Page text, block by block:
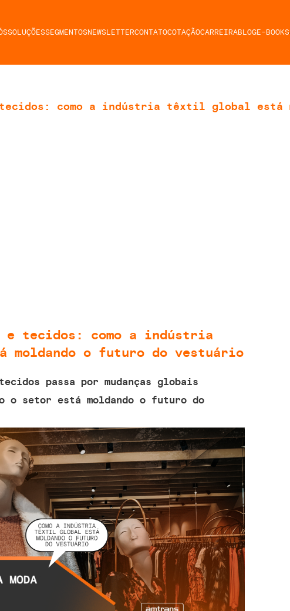
SOLUÇÕESSEGMENTOSNEWSLETTERCONTATOCOTAÇÃOCARREIRABLOGE-BOOKS
como a indústria têxtil global está
e tecidos: como a indústria
o futuro do vestuário
passa por mudanças globais
o setor está moldando o futuro do